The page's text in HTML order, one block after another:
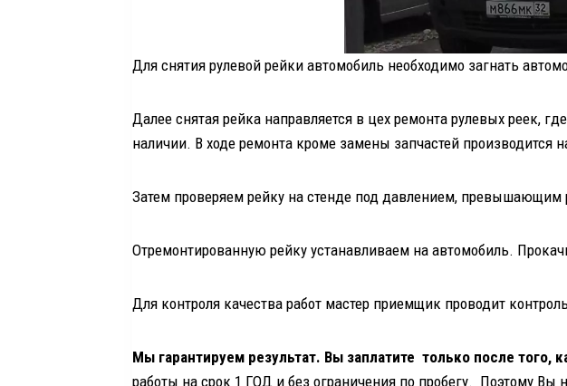
Для снятия рулевой рейки автомобиль необходимо загнать
Далее снятая рейка направляется в цех ремонта рулевых реек,
наличии. В ходе ремонта кроме замены запчастей
Затем проверяем рейку на стенде под давлением, превышающим
Отремонтированную рейку устанавливаем на автомобиль.
Для контроля качества работ мастер приемщик проводит
Мы гарантируем результат. Вы заплатите только после того,
работы на срок 1 ГОД и без ограничения по пробегу. Поэтому Вы